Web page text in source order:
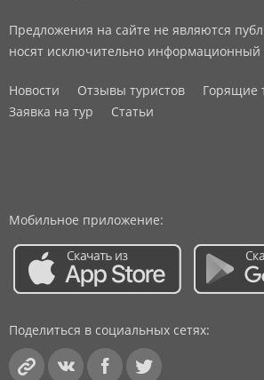
Предложения на сайте не являются
носят исключительно информационный
Новости Отзывы туристов
Горящие
Заявка на тур
Статьи
Мобильное приложение:
Поделиться в социальных сетях: